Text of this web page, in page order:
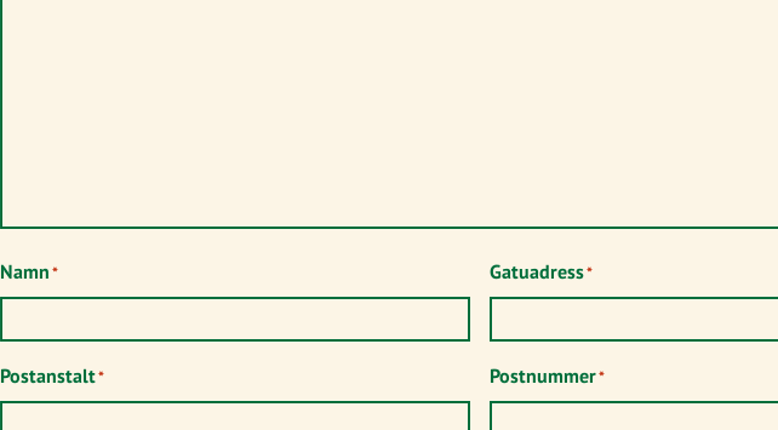
Namn* Gatuadress*
Postanstalt* Postnummer*